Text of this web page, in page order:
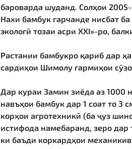
бароварда шуданд. Солҳои
Нахи бамбук гарчанде нисбат
экологӣ тозаи асри XXI»-ро,
Растании бамбукро қариб дар
сардиҳои Шимолу гармиҳои
Дар кураи Замин зиёда аз 1000
навъҳои бамбук дар 1 соат то 3
корҳои агротехникӣ (ба ҷуз
истифода намебаранд, зеро
ки баъди коркардҳои